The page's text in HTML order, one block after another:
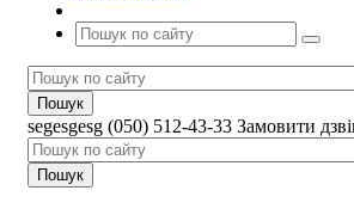
segesgesg (050) 512-43-33 Замовити